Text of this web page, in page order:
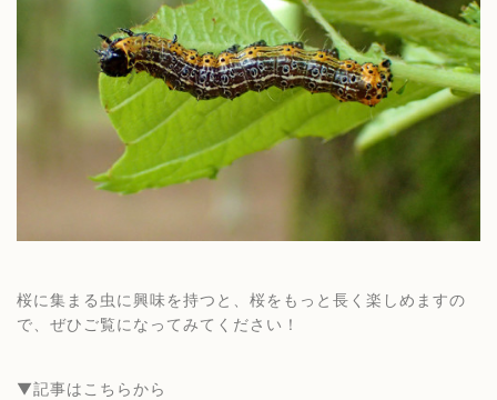
桜に集まる虫に興味を持つと、桜をもっと長く楽しめますの
で、ぜひご覧になってみてください！
▼記事はこちらから